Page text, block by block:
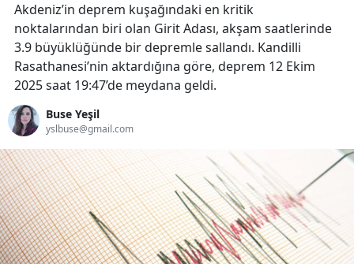
Akdeniz’in deprem kuşağındaki en kritik
noktalarından biri olan Girit Adası, akşam saatlerinde
3.9 büyüklüğünde bir depremle sallandı. Kandilli
Rasathanesi’nin aktardığına göre, deprem 12 Ekim
2025 saat 19:47’de meydana geldi.
Buse Yeşil
yslbuse@gmail.com